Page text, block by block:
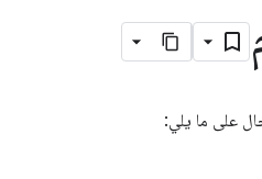
على ما يلي: